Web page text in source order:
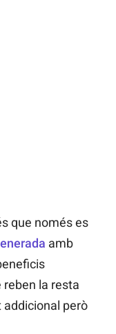
que només es
amb
reben la resta
addicional però